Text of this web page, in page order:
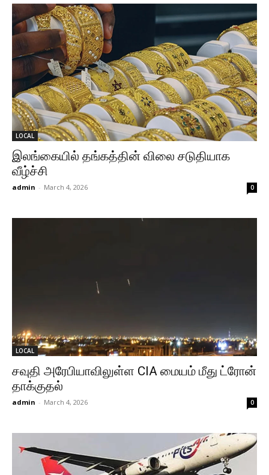
LOCAL
இலங்கையில் தங்கத்தின் விலை சடுதியாக
வீழ்ச்சி
admin - March 4, 2026 0
LOCAL
சவுதி அரேபியாவிலுள்ள CIA மையம் மீது ட்ரோன்
தாக்குதல்
admin - March 4, 2026 0